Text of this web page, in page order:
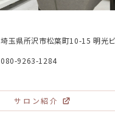
埼玉県所沢市松葉町10-15 明光
080-9263-1284
サロン紹介